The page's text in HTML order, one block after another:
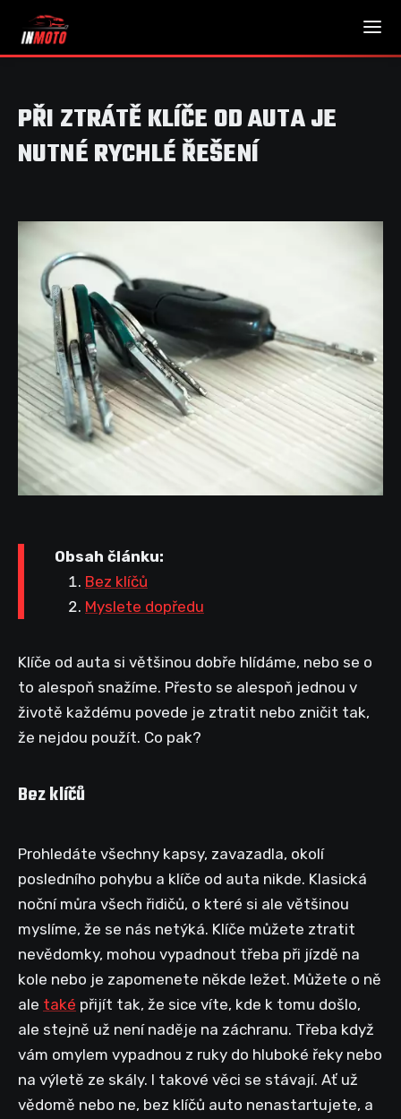
PŘI ZTRÁTĚ KLÍČE OD AUTA JE
NUTNÉ RYCHLÉ ŘEŠENÍ
Obsah článku:
Bez klíčů
Myslete dopředu
Klíče od auta si většinou dobře hlídáme, nebo se o
to alespoň snažíme. Přesto se alespoň jednou v
životě každému povede je ztratit nebo zničit tak,
že nejdou použít. Co pak?
Bez klíčů
Prohledáte všechny kapsy, zavazadla, okolí
posledního pohybu a klíče od auta nikde. Klasická
noční můra všech řidičů, o které si ale většinou
myslíme, že se nás netýká. Klíče můžete ztratit
nevědomky, mohou vypadnout třeba při jízdě na
kole nebo je zapomenete někde ležet. Můžete o ně
ale také přijít tak, že sice víte, kde k tomu došlo,
ale stejně už není naděje na záchranu. Třeba když
vám omylem vypadnou z ruky do hluboké řeky nebo
na výletě ze skály. I takové věci se stávají. Ať už
vědomě nebo ne, bez klíčů auto nenastartujete, a